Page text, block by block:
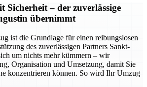
Sicherheit – der zuverlässige
übernimmt
ist die Grundlage für einen reibungslosen
des zuverlässigen Partners Sankt-
um nichts mehr kümmern – wir
Organisation und Umsetzung, damit Sie
konzentrieren können. So wird Ihr Umzug